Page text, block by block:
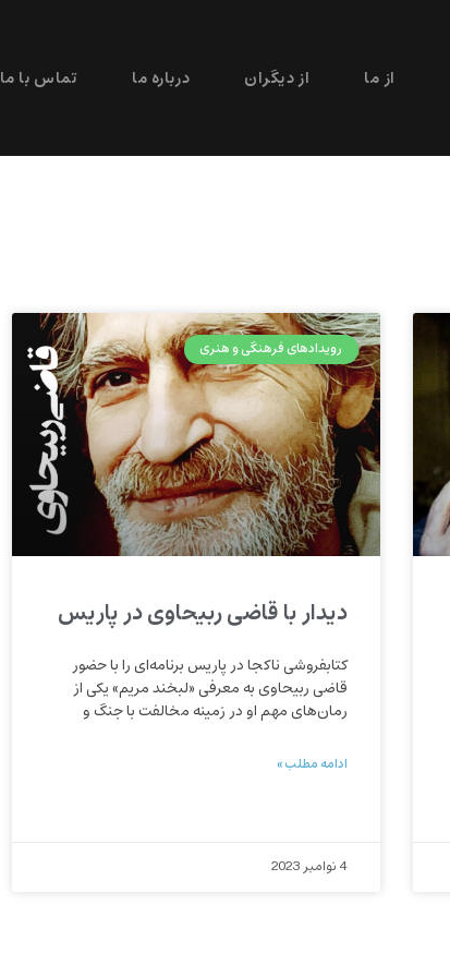
از ما از دیگران درباره ما تماس با ما
رویدادهای فرهنگی و هنری
دیدار با قاضی ربیحاوی در پاریس
کتابفروشی ناکجا در پاریس برنامه‌ای را با حضور
قاضی ربیحاوی به معرفی «لبخند مریم» یکی از
رمان‌های مهم او در زمینه مخالفت با جنگ و
ادامه مطلب »
4 نوامبر 2023